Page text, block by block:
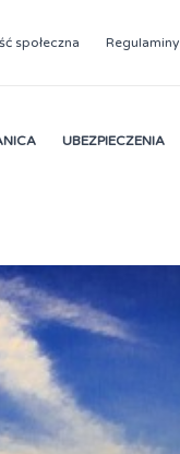
społeczna Regulaminy
UBEZPIECZENIA